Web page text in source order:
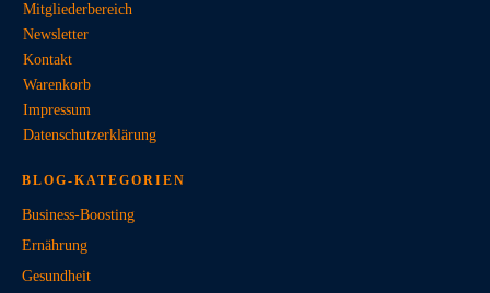
Mitgliederbereich
Newsletter
Kontakt
Warenkorb
Impressum
Datenschutzerklärung
BLOG-KATEGORIEN
Business-Boosting
Ernährung
Gesundheit